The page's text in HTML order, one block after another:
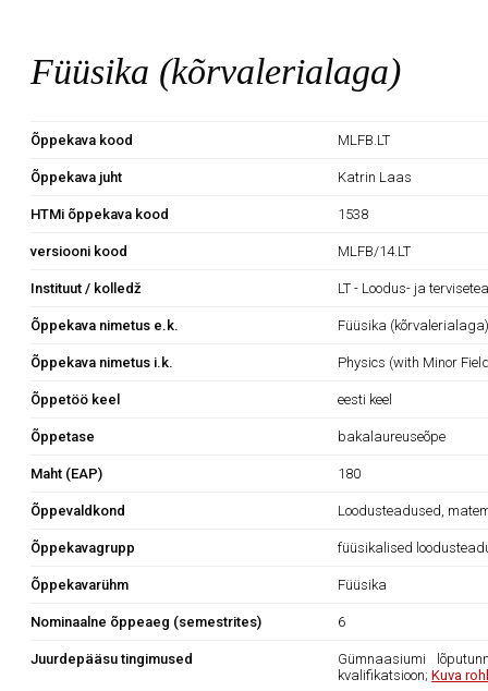
Füüsika (kõrvalerialaga)
Õppekava kood MLFB.LT
Õppekava juht Katrin Laas
HTMi õppekava kood 1538
versiooni kood MLFB/14.LT
Instituut / kolledž LT - Loodus- ja
Õppekava nimetus e.k. Füüsika
Õppekava nimetus i.k. Physics (with Minor
Õppetöö keel eesti keel
Õppetase bakalaureuseõpe
Maht (EAP) 180
Õppevaldkond Loodusteadused,
Õppekavagrupp füüsikalised
Õppekavarühm Füüsika
Nominaalne õppeaeg (semestrites) 6
Juurdepääsu tingimused
Gümnaasiumi
kvalifikatsioon;Kuva